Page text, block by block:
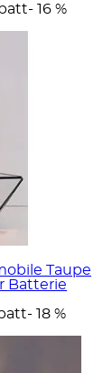
- 16 %
Taupe
Batterie
- 18 %